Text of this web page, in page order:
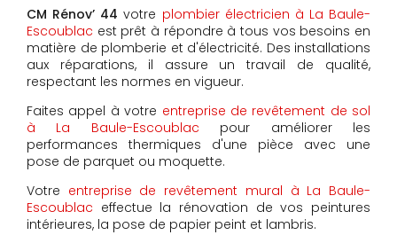
CM Rénov’ 44 votre plombier électricien à La Baule-
Escoublac est prêt à répondre à tous vos besoins en
matière de plomberie et d'électricité. Des installations
aux réparations, il assure un travail de qualité,
respectant les normes en vigueur.
Faites appel à votre entreprise de revêtement de sol
à La Baule-Escoublac pour améliorer les
performances thermiques d'une pièce avec une
pose de parquet ou moquette.
Votre entreprise de revêtement mural à La Baule-
Escoublac effectue la rénovation de vos peintures
intérieures, la pose de papier peint et lambris.